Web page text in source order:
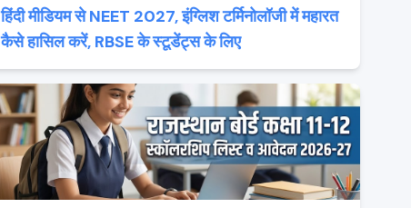
हिंदी मीडियम से NEET 2027, इंग्लिश टर्मिनोलॉजी में महारत
कैसे हासिल करें, RBSE के स्टूडेंट्स के लिए